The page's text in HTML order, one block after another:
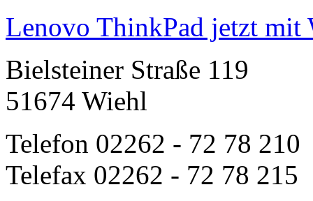
Lenovo ThinkPad jetzt mit
Bielsteiner Straße 119
51674 Wiehl
Telefon 02262 - 72 78 210
Telefax 02262 - 72 78 215